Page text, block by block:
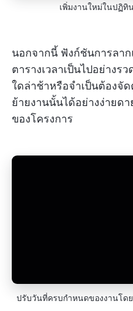
เพิ่มงานใหม่ในปฏิ
นอกจากนี้ ฟังก์ชันการลา
ตารางเวลาเป็นไปอย่างร
ใดล่าช้าหรือจำเป็นต้องจั
ย้ายงานนั้นได้อย่างง่ายด
ของโครงการ
ปรับวันที่ครบกำหนดของงานโด